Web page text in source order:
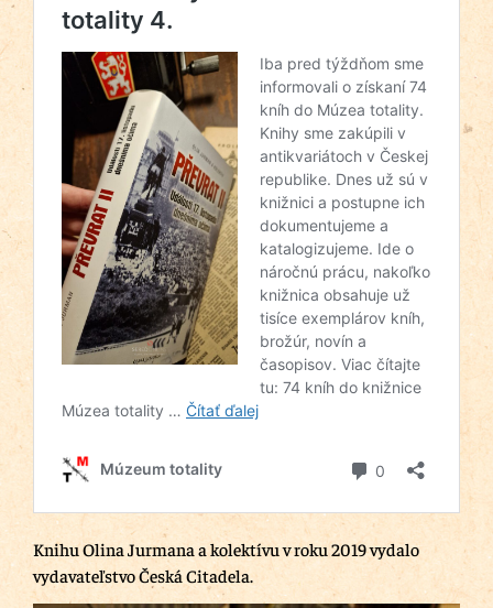
Knihu Olina Jurmana a kolektívu v roku 2019 vydalo
vydavateľstvo Česká Citadela.